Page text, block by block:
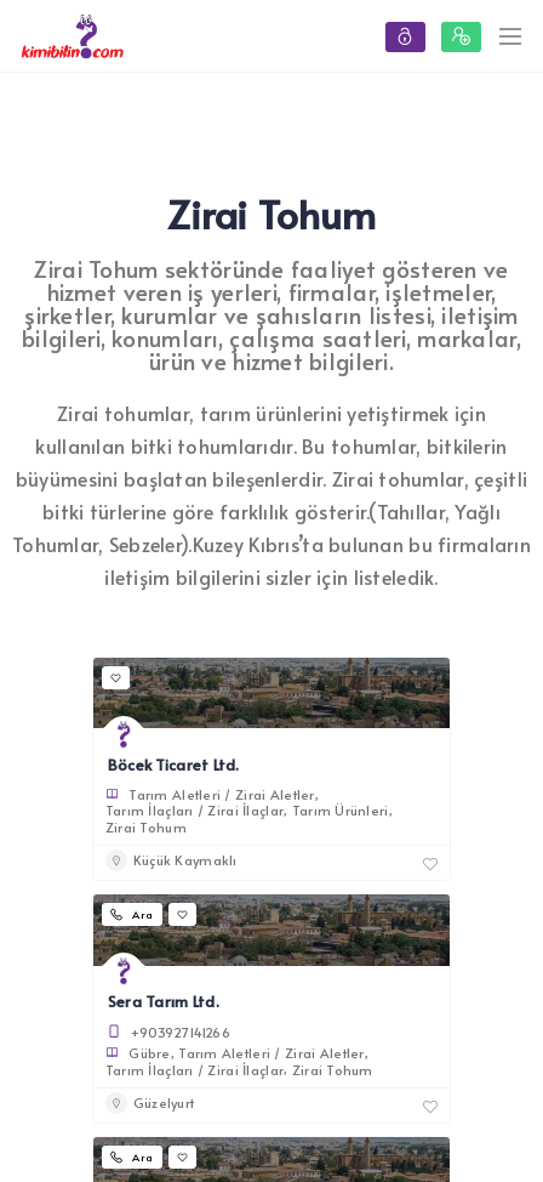
Zirai Tohum
Zirai Tohum sektöründe faaliyet gösteren ve
hizmet veren iş yerleri, firmalar, işletmeler,
şirketler, kurumlar ve şahısların listesi, iletişim
bilgileri, konumları, çalışma saatleri, markalar,
ürün ve hizmet bilgileri.
Zirai tohumlar, tarım ürünlerini yetiştirmek için
kullanılan bitki tohumlarıdır. Bu tohumlar, bitkilerin
büyümesini başlatan bileşenlerdir. Zirai tohumlar, çeşitli
bitki türlerine göre farklılık gösterir.(Tahıllar, Yağlı
Tohumlar, Sebzeler).Kuzey Kıbrıs’ta bulunan bu firmaların
iletişim bilgilerini sizler için listeledik.
Böcek Ticaret Ltd.
Tarım Aletleri / Zirai Aletler
Tarım İlaçları / Zirai İlaçlar Tarım Ürünleri
Zirai Tohum
Küçük Kaymaklı
Ara
Sera Tarım Ltd.
+903927141266
Gübre Tarım Aletleri / Zirai Aletler
Tarım İlaçları / Zirai İlaçlar Zirai Tohum
Güzelyurt
Ara